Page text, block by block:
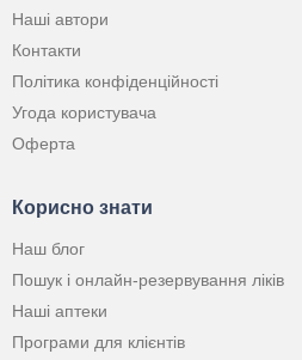
Наші автори
Контакти
Політика конфіденційності
Угода користувача
Оферта
Корисно знати
Наш блог
Пошук і онлайн-резервування ліків
Наші аптеки
Програми для клієнтів